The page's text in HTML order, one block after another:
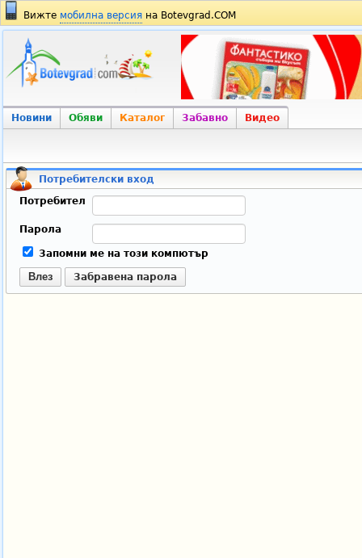
Вижте мобилна версия на Botevgrad.COM
Новини Обяви Каталог Забавно Видео
Потребителски вход
Потребител
Парола
Запомни ме на този компютър
Влез Забравена парола